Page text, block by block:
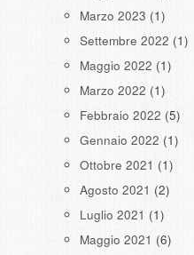
Marzo 2023 (1)
Settembre 2022 (1)
Maggio 2022 (1)
Marzo 2022 (1)
Febbraio 2022 (5)
Gennaio 2022 (1)
Ottobre 2021 (1)
Agosto 2021 (2)
Luglio 2021 (1)
Maggio 2021 (6)